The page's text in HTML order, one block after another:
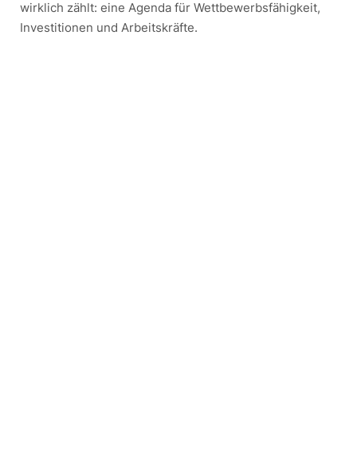
wirklich zählt: eine Agenda für Wettbewerbsfähigkeit,
Investitionen und Arbeitskräfte.